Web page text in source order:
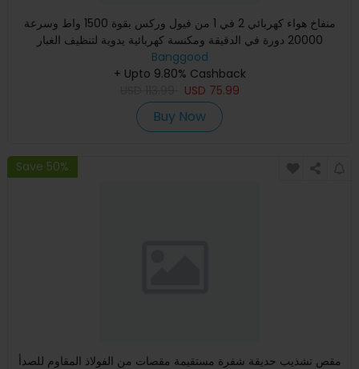
منفاخ هواء كهربائي 2 في 1 من فيول وركس بقوة 1500 واط وسرعة
20000 دورة في الدقيقة ومكنسة كهربائية يدوية لتنظيف الغبار
Banggood
+ Upto 9.80% Cashback
USD 75.99
Buy Now
Save 50%
مقص تشذيب حديقة شفرة مستقيمة مقصات من الفولاذ المقاوم للصدأ